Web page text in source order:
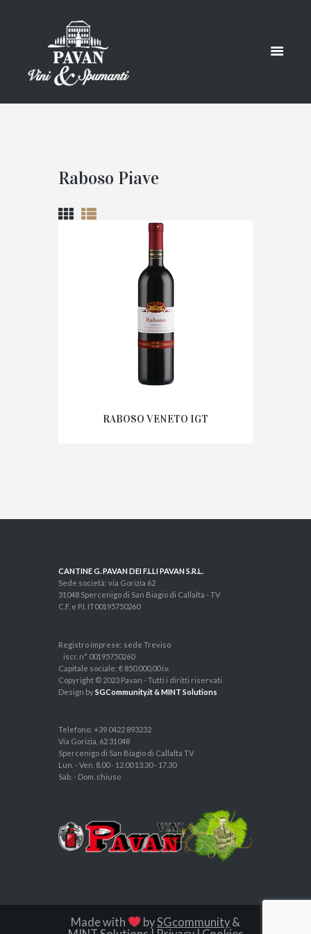
Raboso Piave
RABOSO VENETO IGT
CANTINE G. PAVAN DEI F.LLI PAVAN S.R.L.
Sede società: via Gorizia 62
31048 Spercenigo di San Biagio di Callalta - TV
C.F. e P.I. IT00195750260
Registro imprese: sede Treviso
iscr. n° 00195750260
Capitale sociale: € 850.000,00 i.v.
Copyright © 2023 Pavan - Tutti i diritti riservati
Design bySGCommunity.it & MINT Solutions
Telefono: +39 0422 893232
Via Gorizia, 62 31048
Spercenigo di San Biagio di Callalta TV
Lun. - Ven. 8.00 - 12.00 13.30 - 17.30
Sab. - Dom. chiuso
Made with bySGcommunity&